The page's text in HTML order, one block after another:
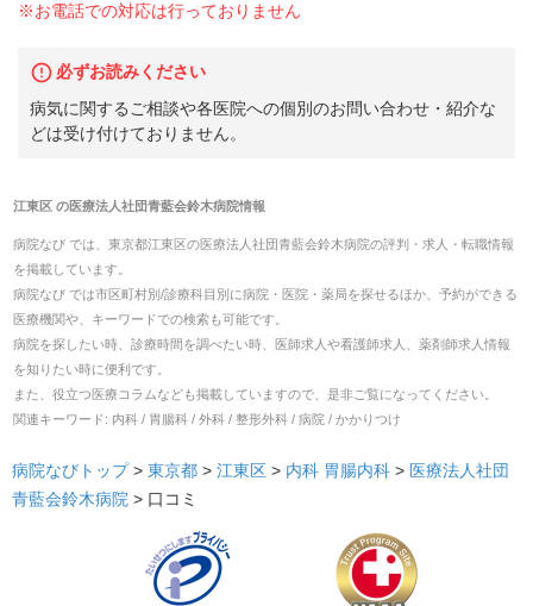
※お電話での対応は行っておりません
必ずお読みください
病気に関するご相談や各医院への個別のお問い合わせ・紹介な
どは受け付けておりません。
江東区 の医療法人社団青藍会鈴木病院情報
病院なび では、 東京都江東区の医療法人社団青藍会鈴木病院の評判・求人・転職情報
を掲載しています。
病院なび では市区町村別/診療科目別に病院・医院・薬局を探せるほか、予約ができる
医療機関や、キーワードでの検索も可能です。
病院を探したい時、診療時間を調べたい時、医師求人や看護師求人、薬剤師求人情報
を知りたい時に便利です。
また、役立つ医療コラムなども掲載していますので、是非ご覧になってください。
関連キーワード: 内科 / 胃腸科 / 外科 / 整形外科 / 病院 / かかりつけ
病院なびトップ > 東京都 > 江東区 > 内科 胃腸内科 > 医療法人社団
青藍会鈴木病院 > 口コミ